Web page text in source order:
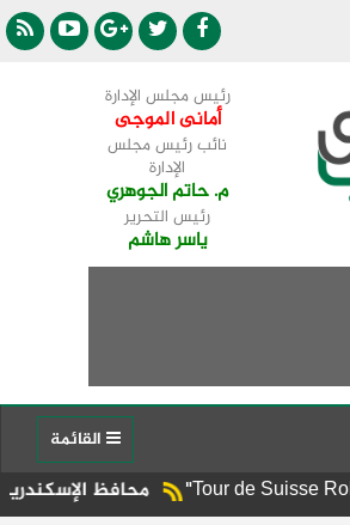
رئيس مجلس الإدارة
أمانى الموجى
نائب رئيس مجلس
الإدارة
م. حاتم الجوهري
رئيس التحرير
ياسر هاشم
محافظ الإسكندرية يوجه برفع